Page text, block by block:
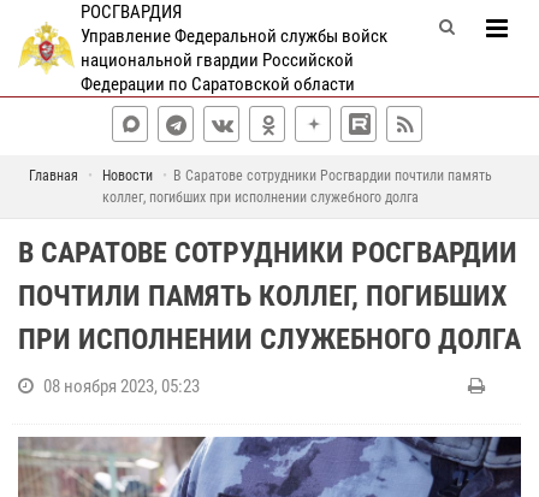
РОСГВАРДИЯ
Управление Федеральной службы войск
национальной гвардии Российской
Федерации по Саратовской области
Главная Новости
В Саратове сотрудники Росгвардии почтили память
коллег, погибших при исполнении служебного долга
В САРАТОВЕ СОТРУДНИКИ РОСГВАРДИИ
ПОЧТИЛИ ПАМЯТЬ КОЛЛЕГ, ПОГИБШИХ
ПРИ ИСПОЛНЕНИИ СЛУЖЕБНОГО ДОЛГА
08 ноября 2023, 05:23